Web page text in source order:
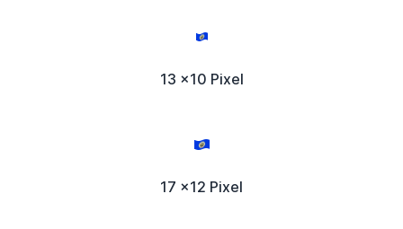
13 x10 Pixel
17 x12 Pixel